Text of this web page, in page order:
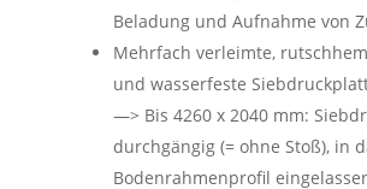
Beladung und Aufnahme von
Mehrfach verleimte,
und wasserfeste
—> Bis 4260 x 2040 mm:
durchgängig (= ohne Stoß), in
Bodenrahmenprofil